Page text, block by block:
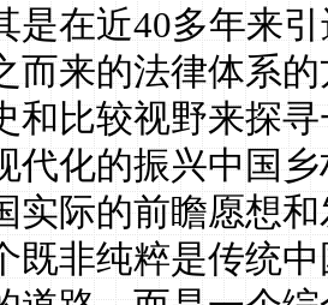
是在近40多年来
而来的法律体系
和比较视野来探
代化的振兴中国
实际的前瞻愿想
既非纯粹是传统